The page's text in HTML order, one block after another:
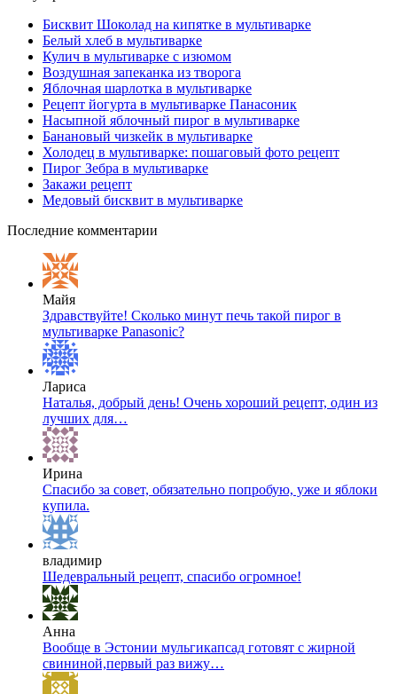
Бисквит Шоколад на кипятке в мультиварке
Белый хлеб в мультиварке
Кулич в мультиварке с изюмом
Воздушная запеканка из творога
Яблочная шарлотка в мультиварке
Рецепт йогурта в мультиварке Панасоник
Насыпной яблочный пирог в мультиварке
Банановый чизкейк в мультиварке
Холодец в мультиварке: пошаговый фото рецепт
Пирог Зебра в мультиварке
Закажи рецепт
Медовый бисквит в мультиварке
Последние комментарии
Майя
Здравствуйте! Сколько минут печь такой пирог в
мультиварке Panasonic?
Лариса
Наталья, добрый день! Очень хороший рецепт, один из
лучших для…
Ирина
Спасибо за совет, обязательно попробую, уже и яблоки
купила.
владимир
Шедевральный рецепт, спасибо огромное!
Анна
Вообще в Эстонии мульгикапсад готовят с жирной
свининой,первый раз вижу…